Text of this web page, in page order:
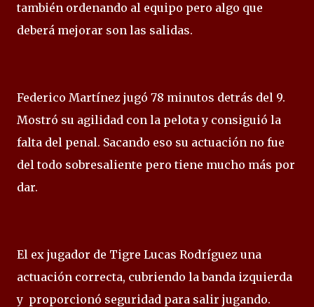
también ordenando al equipo pero algo que
deberá mejorar son las salidas.
Federico Martínez jugó 78 minutos detrás del 9.
Mostró su agilidad con la pelota y consiguió la
falta del penal. Sacando eso su actuación no fue
del todo sobresaliente pero tiene mucho más por
dar.
El ex jugador de Tigre Lucas Rodríguez una
actuación correcta, cubriendo la banda izquierda
y proporcionó seguridad para salir jugando.